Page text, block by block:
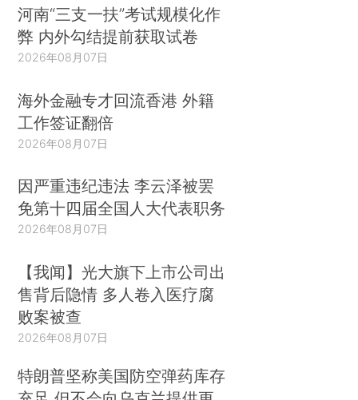
河南“三支一扶”考试规模化作
弊 内外勾结提前获取试卷
2026年08月07日
海外金融专才回流香港 外籍
工作签证翻倍
2026年08月07日
因严重违纪违法 李云泽被罢
免第十四届全国人大代表职务
2026年08月07日
【我闻】光大旗下上市公司出
售背后隐情 多人卷入医疗腐
败案被查
2026年08月07日
特朗普坚称美国防空弹药库存